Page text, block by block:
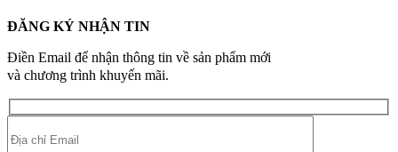
ĐĂNG KÝ NHẬN TIN
Điền Email để nhận thông tin về sản phẩm mới
và chương trình khuyến mãi.